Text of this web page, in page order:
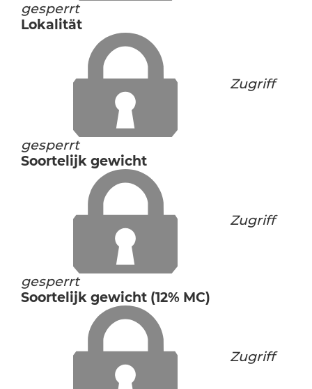
gesperrt
Lokalität
Zugriff
gesperrt
Soortelijk gewicht
Zugriff
gesperrt
Soortelijk gewicht (12% MC)
Zugriff